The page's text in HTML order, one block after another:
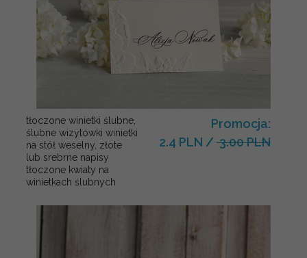
tłoczone winietki ślubne,
ślubne wizytówki winietki
na stół weselny, złote
lub srebrne napisy
tłoczone kwiaty na
winietkach ślubnych
Promocja:
2.4 PLN / 3.00 PLN